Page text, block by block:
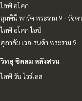
ไลฟ์ อโศก
ลุมพินี พาร์ค พระราม 9 - รัชดา
ไลฟ์ อโศก ไฮป์
ศุภาลัย เวอเรนด้า พระราม 9
วิทยุ ชิดลม หลังสวน
ไลฟ์ วัน ไวร์เลส